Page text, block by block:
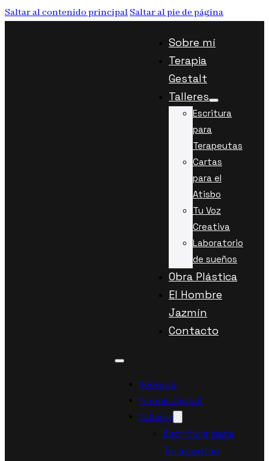
Saltar al contenido principalSaltar al pie de página
Sobre mí
Terapia
Gestalt
Talleres
Escritura
para
Terapeutas
Cartas
para el
Atisbo
Tu Voz
Creativa
Laboratorio
de sueños
Obra Plástica
El Hombre
Jazmín
Contacto
Sobre mí
Terapia Gestalt
Talleres
Escritura para
Terapeutas